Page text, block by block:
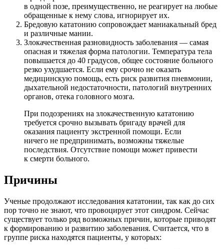
в одной позе, преимущественно, не реагирует на любые
обращенные к нему слова, игнорирует их.
Бредовую кататонию сопровождает маниакальный бред
и различные мании.
Злокачественная разновидность заболевания — самая
опасная и тяжелая форма патологии. Температура тела
повышается до 40 градусов, общее состояние больного
резко ухудшается. Если ему срочно не оказать
медицинскую помощь, есть риск развития пневмонии,
дыхательной недостаточности, патологий внутренних
органов, отека головного мозга.
При подозрениях на злокачественную кататонию
требуется срочно вызывать бригаду врачей для
оказания пациенту экстренной помощи. Если
ничего не предпринимать, возможны тяжелые
последствия. Отсутствие помощи может привести
к смерти больного.
Причины
Ученые продолжают исследования кататонии, так как до сих
пор точно не знают, что провоцирует этот синдром. Сейчас
существует только ряд возможных причин, которые приводят
к формированию и развитию заболевания. Считается, что в
группе риска находятся пациенты, у которых: